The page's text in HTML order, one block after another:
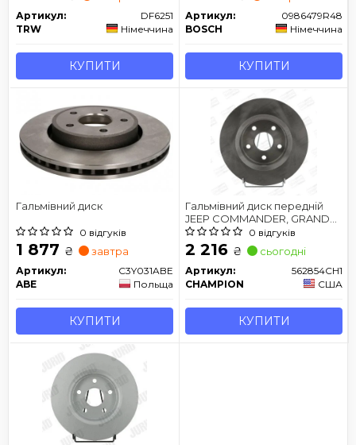
Артикул:
DF6251
TRW
Німеччина
КУПИТИ
Артикул:
0986479R48
BOSCH
Німеччина
КУПИТИ
Гальмівний диск
0 відгуків
1 877 ₴ завтра
Артикул:
C3Y031ABE
ABE
Польща
КУПИТИ
Гальмівний диск передній
JEEP COMMANDER, GRAND
CHEROKEE 0 відгуків
2 216 ₴ сьогодні
Артикул:
562854CH1
CHAMPION
США
КУПИТИ